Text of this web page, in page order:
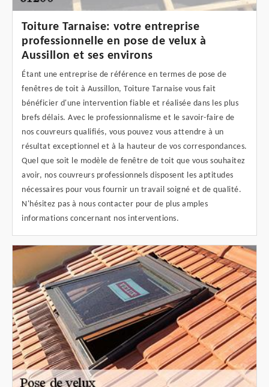
Toiture Tarnaise: votre entreprise
professionnelle en pose de velux à
Aussillon et ses environs
Étant une entreprise de référence en termes de pose de
fenêtres de toit à Aussillon, Toiture Tarnaise vous fait
bénéficier d'une intervention fiable et réalisée dans les plus
brefs délais. Avec le professionnalisme et le savoir-faire de
nos couvreurs qualifiés, vous pouvez vous attendre à un
résultat exceptionnel et à la hauteur de vos correspondances.
Quel que soit le modèle de fenêtre de toit que vous souhaitez
avoir, nos couvreurs professionnels disposent les aptitudes
nécessaires pour vous fournir un travail soigné et de qualité.
N'hésitez pas à nous contacter pour de plus amples
informations concernant nos interventions.